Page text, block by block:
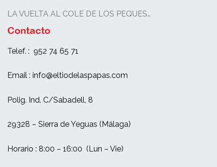
LA VUELTA AL COLE DE LOS PEQUES…
Contacto
Telef. : 952 74 65 71
Email : info@eltiodelaspapas.com
Polig. Ind. C/Sabadell, 8
29328 – Sierra de Yeguas (Málaga)
Horario : 8:00 – 16:00 (Lun – Vie)